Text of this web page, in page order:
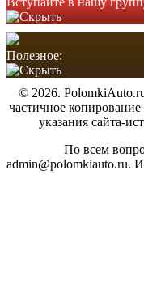
Полезное:
© 2026.
частичное
указания сайта-
По всем
admin@polomkiauto.ru.